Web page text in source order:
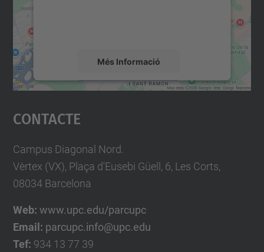
Més Informació
Accepta
powered by
Contacte
Campus Diagonal Nord.
Vèrtex (VX), Plaça d'Eusebi Güell, 6, Les Corts,
08034 Barcelona
Web: www.upc.edu/parcupc
Email: parcupc.info@upc.edu
Tef: 934 13 77 39